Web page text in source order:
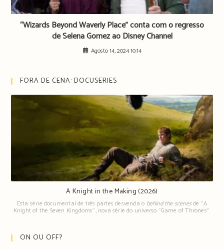
“Wizards Beyond Waverly Place” conta com o regresso
de Selena Gomez ao Disney Channel
Agosto 14, 2024 10:14
FORA DE CENA: DOCUSERIES
A Knight in the Making (2026)
Esta série documental de três partes desvenda o behind the scenesde "A
Knight of the Seven Kingdoms", nova série do universo "Game of Thrones".
ON OU OFF?